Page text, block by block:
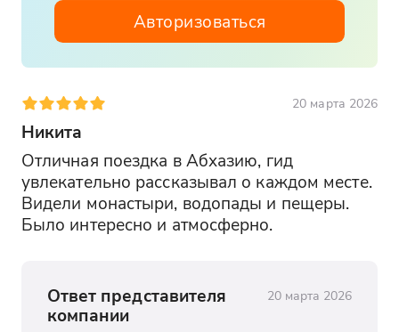
Авторизоваться
20 марта 2026
Никита
Отличная поездка в Абхазию, гид
увлекательно рассказывал о каждом месте.
Видели монастыри, водопады и пещеры.
Было интересно и атмосферно.
Ответ представителя
компании
20 марта 2026